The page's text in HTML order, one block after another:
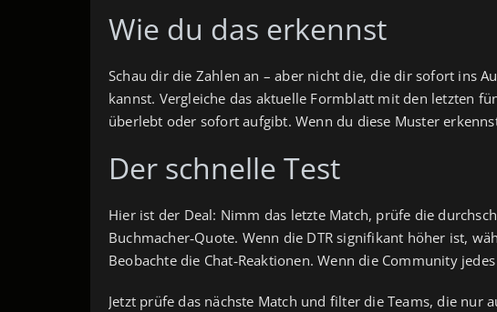
Wie du das erkennst
Schau dir die Zahlen an – aber nicht die, die dir sofort ins
kannst. Vergleiche das aktuelle Formblatt mit den letzten
überlebt oder sofort aufgibt. Wenn du diese Muster
Der schnelle Test
Hier ist der Deal: Nimm das letzte Match, prüfe die
Buchmacher‑Quote. Wenn die DTR signifikant höher ist,
Beobachte die Chat‑Reaktionen. Wenn die Community
Jetzt prüfe das nächste Match und filter die Teams, die nur